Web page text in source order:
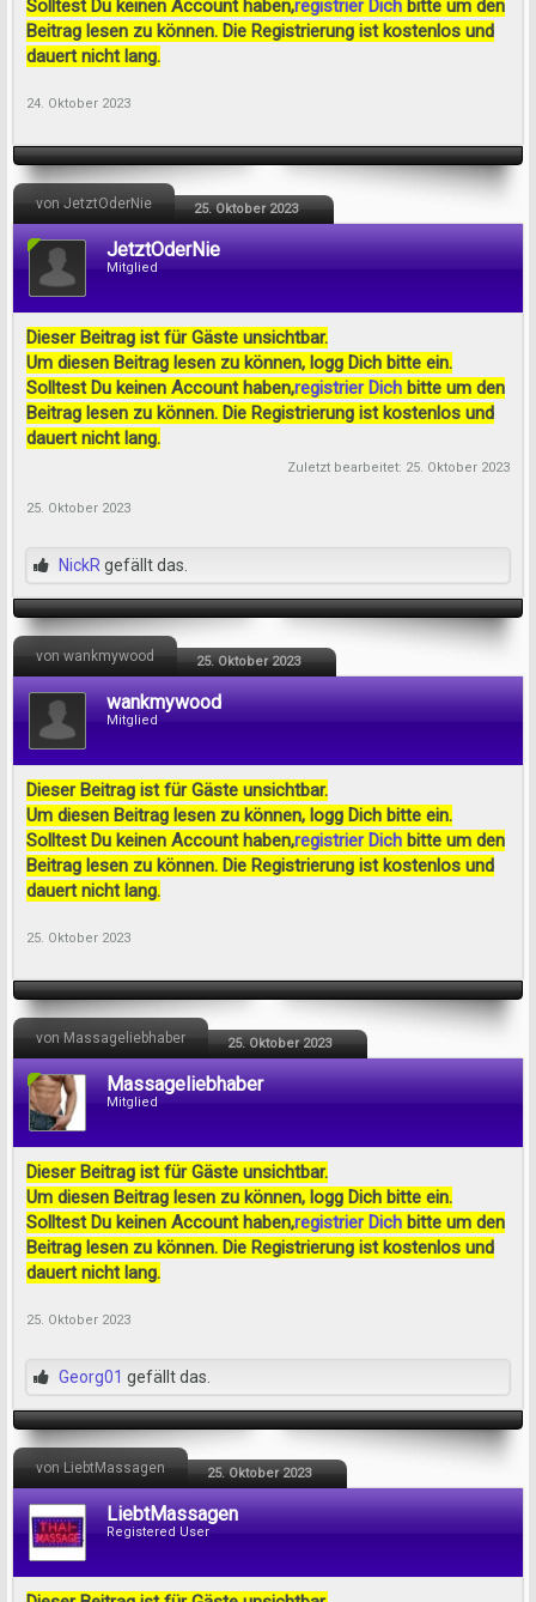
Solltest Du keinen Account haben,registrier Dich bitte um den
Beitrag lesen zu können. Die Registrierung ist kostenlos und
dauert nicht lang.
24. Oktober 2023
von JetztOderNie 25. Oktober 2023
JetztOderNie
Mitglied
Dieser Beitrag ist für Gäste unsichtbar.
Um diesen Beitrag lesen zu können, logg Dich bitte ein.
Solltest Du keinen Account haben,registrier Dich bitte um den
Beitrag lesen zu können. Die Registrierung ist kostenlos und
dauert nicht lang.
Zuletzt bearbeitet: 25. Oktober 2023
25. Oktober 2023
NickR gefällt das.
von wankmywood 25. Oktober 2023
wankmywood
Mitglied
Dieser Beitrag ist für Gäste unsichtbar.
Um diesen Beitrag lesen zu können, logg Dich bitte ein.
Solltest Du keinen Account haben,registrier Dich bitte um den
Beitrag lesen zu können. Die Registrierung ist kostenlos und
dauert nicht lang.
25. Oktober 2023
von Massageliebhaber 25. Oktober 2023
Massageliebhaber
Mitglied
Dieser Beitrag ist für Gäste unsichtbar.
Um diesen Beitrag lesen zu können, logg Dich bitte ein.
Solltest Du keinen Account haben,registrier Dich bitte um den
Beitrag lesen zu können. Die Registrierung ist kostenlos und
dauert nicht lang.
25. Oktober 2023
Georg01 gefällt das.
von LiebtMassagen 25. Oktober 2023
LiebtMassagen
Registered User